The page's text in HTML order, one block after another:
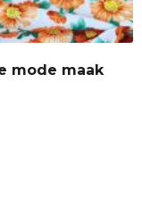
mode maak